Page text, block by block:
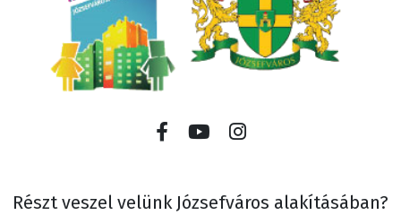
Részt veszel velünk Józsefváros alakításában?